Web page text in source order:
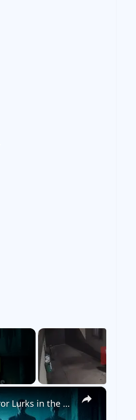
×
ABANDONED BUILDINGS & FORGOTTEN SPACES: Horror Lurks in the Shadows!